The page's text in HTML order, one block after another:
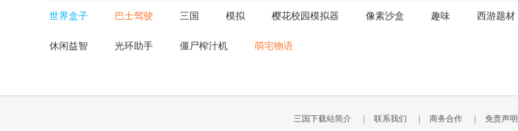
世界盒子 巴士驾驶 三国 模拟 樱花校园模拟器 像素沙盒 趣味 西游题材
休闲益智 光环助手 僵尸榨汁机 萌宅物语
三国下载站简介 | 联系我们 | 商务合作 | 免责声明